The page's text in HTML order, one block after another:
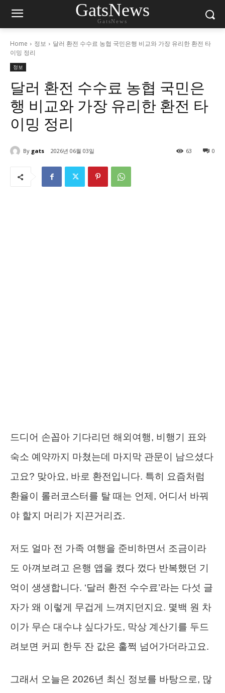
GatsNews
GatsNews
Home 정보
달러 환전 수수료 농협 국민은행 비교와 가장 유리한 환전 타
이밍 정리
정보
달러 환전 수수료 농협 국민은
행 비교와 가장 유리한 환전 타
이밍 정리
By gats 2026년 06월 03일 0
63
드디어 손꼽아 기다리던 해외여행, 비행기 표와
숙소 예약까지 마쳤는데 마지막 관문이 남으셨다
고요? 맞아요, 바로 환전입니다. 특히 요즘처럼
환율이 롤러코스터를 탈 때는 언제, 어디서 바꿔
야 할지 머리가 지끈거리죠.
저도 얼마 전 가족 여행을 준비하면서 조금이라
도 아껴보려고 은행 앱을 켰다 껐다 반복했던 기
억이 생생합니다. ‘달러 환전 수수료’라는 다섯 글
자가 왜 이렇게 무겁게 느껴지던지요. 몇백 원 차
이가 무슨 대수냐 싶다가도, 막상 계산기를 두드
려보면 커피 한두 잔 값은 훌쩍 넘어가더라고요.
그래서 오늘은 2026년 최신 정보를 바탕으로, 많